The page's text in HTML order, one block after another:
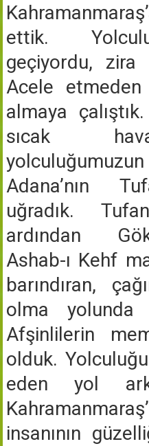
ettik.
geçiyordu,
Acele
almaya
sıcak
Adana’nın
uğradık.
ardından
Ashab-ı Kehf
barındıran,
olma yolunda
Afşinlilerin
olduk.
eden yol
insanının